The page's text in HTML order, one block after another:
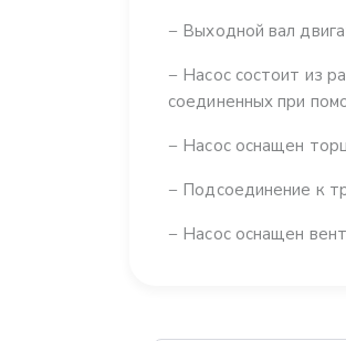
− Выходной вал
− Насос состоит из
соединенных при
− Насос оснащен
− Подсоединение к
− Насос оснащен